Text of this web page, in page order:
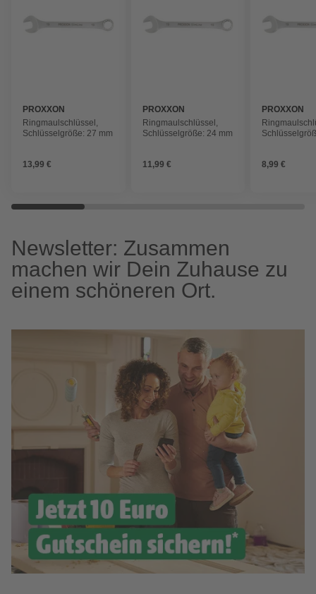
PROXXON
Ringmaulschlüssel,
Schlüsselgröße: 27 mm
13,99 €
PROXXON
Ringmaulschlüssel,
Schlüsselgröße: 24 mm
11,99 €
PROXXON
8,99 €
Newsletter: Zusammen
machen wir Dein Zuhause zu
einem schöneren Ort.